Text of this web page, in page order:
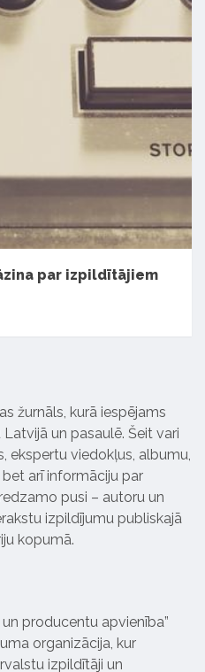
par izpildītājiem
žurnāls, kurā iespējams
un pasaulē. Šeit vari
ekspertu viedokļus, albumu,
arī informāciju par
pusi – autoru un
izpildījumu publiskajā
kopumā.
producentu apvienība”
organizācija, kur
izpildītāji un